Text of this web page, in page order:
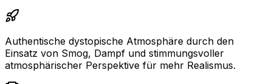
Authentische dystopische Atmosphäre durch den
Einsatz von Smog, Dampf und stimmungsvoller
atmosphärischer Perspektive für mehr Realismus.